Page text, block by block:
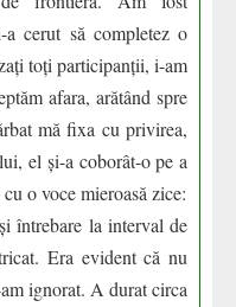
cerut să completez o
toți participanții, i-am
afara, arătând spre
mă fixa cu privirea,
el și-a coborât-o pe a
o voce mieroasă zice:
întrebare la interval de
Era evident că nu
ignorat. A durat circa